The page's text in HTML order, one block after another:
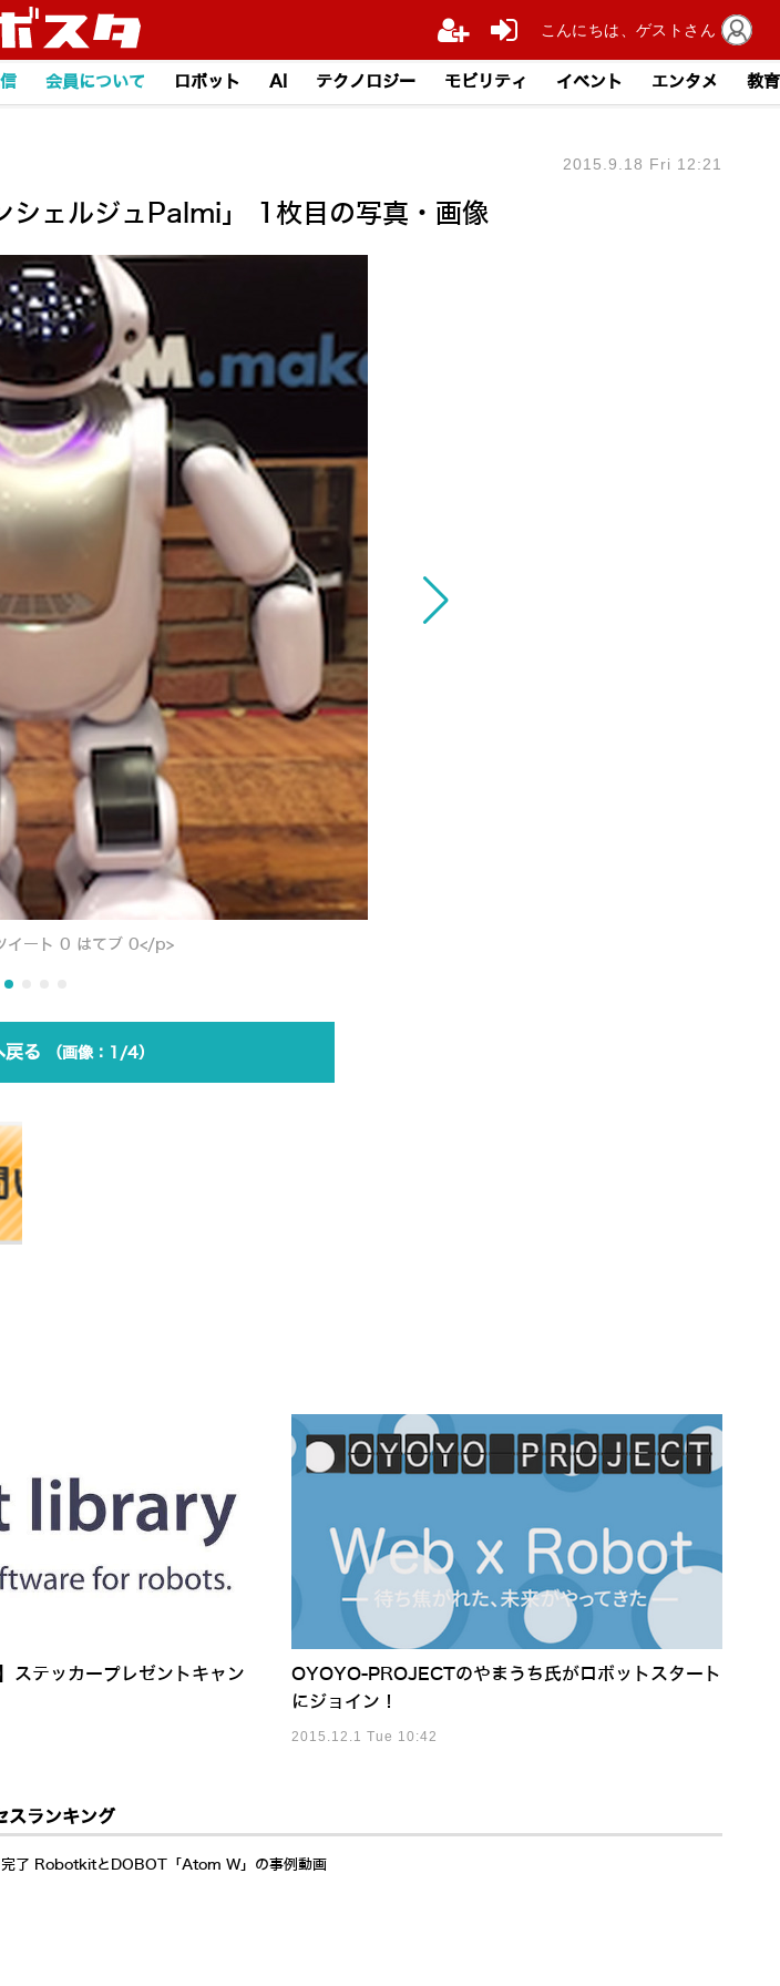
会員について ロボット AI テクノロジー モビリティ イベント エンタメ 教育
シェルジュPalmi」 1枚目の写真・画像
2015.9.18 Fri 12:21
イート 0 はてブ 0</p>
戻る 1/4
ステッカープレゼントキャン
OYOYO-PROJECTのやまうち氏がロボットスタート
にジョイン！
2015.12.1 Tue 10:42
スランキング
完了 RobotkitとDOBOT「Atom W」の事例動画
こんにちは、ゲストさん